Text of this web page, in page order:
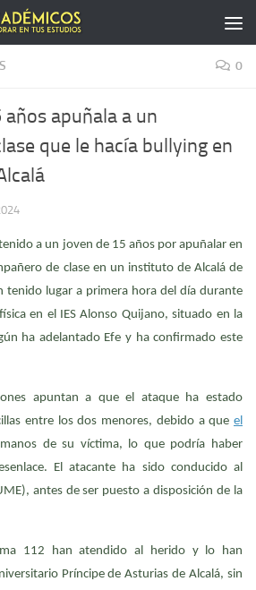
0
apuñala a un
que le hacía bullying en
a un joven de 15 años por apuñalar en
de clase en un instituto de Alcalá de
tenido lugar a primera hora del día durante
en el IES Alonso Quijano, situado en la
ha adelantado Efe y ha confirmado este
apuntan a que el ataque ha estado
entre los dos menores, debido a que el
de su víctima, lo que podría haber
El atacante ha sido conducido al
antes de ser puesto a disposición de la
112 han atendido al herido y lo han
Príncipe de Asturias de Alcalá, sin